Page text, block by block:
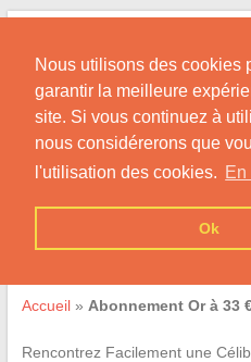
Nous utilisons des cookies
garantir la meilleure
site. Si vous continuez à
nous considérerons que
l'utilisation des cookies. En
Ok
Skip
content
Conseils & Infos pour la
Abonnement Or à 33 € par
Accueil» Abonnement Or à 33
Rencontrez Facilement une